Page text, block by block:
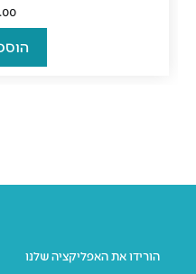
הורידו את האפליקציה שלנו